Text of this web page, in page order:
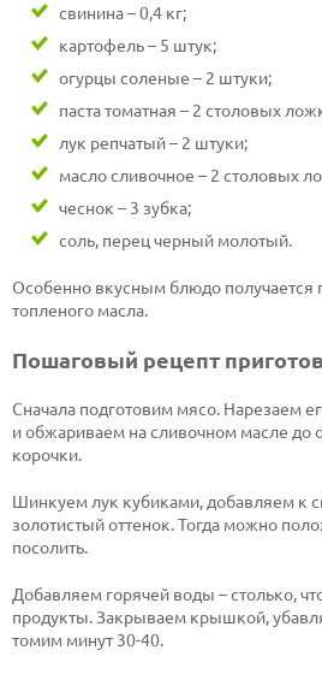
свинина – 0,4 кг;
картофель – 5 штук;
огурцы соленые – 2 штуки;
паста томатная – 2 столовых
лук репчатый – 2 штуки;
масло сливочное – 2 столовых
чеснок – 3 зубка;
соль, перец черный молотый.
Особенно вкусным блюдо получается
топленого масла.
Пошаговый рецепт
Сначала подготовим мясо. Нарезаем
и обжариваем на сливочном масле до
корочки.
Шинкуем лук кубиками, добавляем к
золотистый оттенок. Тогда можно
посолить.
Добавляем горячей воды – столько,
продукты. Закрываем крышкой,
томим минут 30-40.